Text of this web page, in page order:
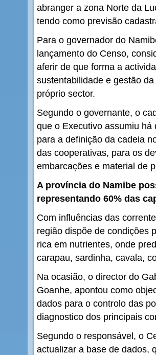
abranger a zona Norte da
tendo como previsão
Para o governador do
lançamento do Censo,
aferir de que forma a
sustentabilidade e gestão
próprio sector.
Segundo o governante, o
que o Executivo assumiu
para a definição da cadeia
das cooperativas, para os
embarcações e material de
A província do Namibe
representando 60% das
Com influências das
região dispõe de condições
rica em nutrientes, onde
carapau, sardinha, cavala,
Na ocasião, o director do
Goanhe, apontou como
dados para o controlo das
diagnostico dos principais
Segundo o responsável, o
actualizar a base de dados,